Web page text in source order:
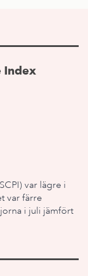
Index
var lägre i
var färre
i juli jämfört